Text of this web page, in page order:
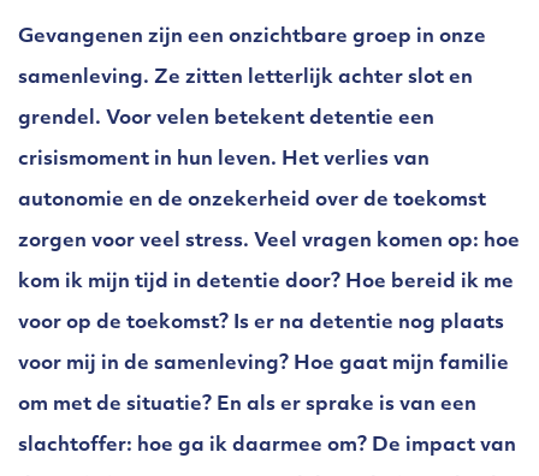
Gevangenen zijn een onzichtbare groep in onze
samenleving. Ze zitten letterlijk achter slot en
grendel. Voor velen betekent detentie een
crisismoment in hun leven. Het verlies van
autonomie en de onzekerheid over de toekomst
zorgen voor veel stress. Veel vragen komen op: hoe
kom ik mijn tijd in detentie door? Hoe bereid ik me
voor op de toekomst? Is er na detentie nog plaats
voor mij in de samenleving? Hoe gaat mijn familie
om met de situatie? En als er sprake is van een
slachtoffer: hoe ga ik daarmee om? De impact van